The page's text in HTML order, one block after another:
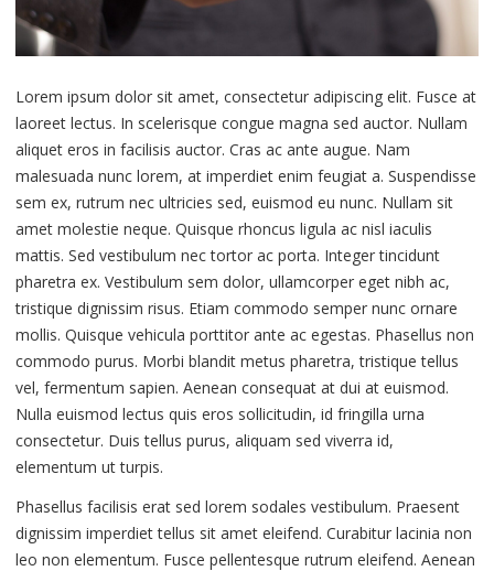
Lorem ipsum dolor sit amet, consectetur adipiscing elit. Fusce at
laoreet lectus. In scelerisque congue magna sed auctor. Nullam
aliquet eros in facilisis auctor. Cras ac ante augue. Nam
malesuada nunc lorem, at imperdiet enim feugiat a. Suspendisse
sem ex, rutrum nec ultricies sed, euismod eu nunc. Nullam sit
amet molestie neque. Quisque rhoncus ligula ac nisl iaculis
mattis. Sed vestibulum nec tortor ac porta. Integer tincidunt
pharetra ex. Vestibulum sem dolor, ullamcorper eget nibh ac,
tristique dignissim risus. Etiam commodo semper nunc ornare
mollis. Quisque vehicula porttitor ante ac egestas. Phasellus non
commodo purus. Morbi blandit metus pharetra, tristique tellus
vel, fermentum sapien. Aenean consequat at dui at euismod.
Nulla euismod lectus quis eros sollicitudin, id fringilla urna
consectetur. Duis tellus purus, aliquam sed viverra id,
elementum ut turpis.
Phasellus facilisis erat sed lorem sodales vestibulum. Praesent
dignissim imperdiet tellus sit amet eleifend. Curabitur lacinia non
leo non elementum. Fusce pellentesque rutrum eleifend. Aenean